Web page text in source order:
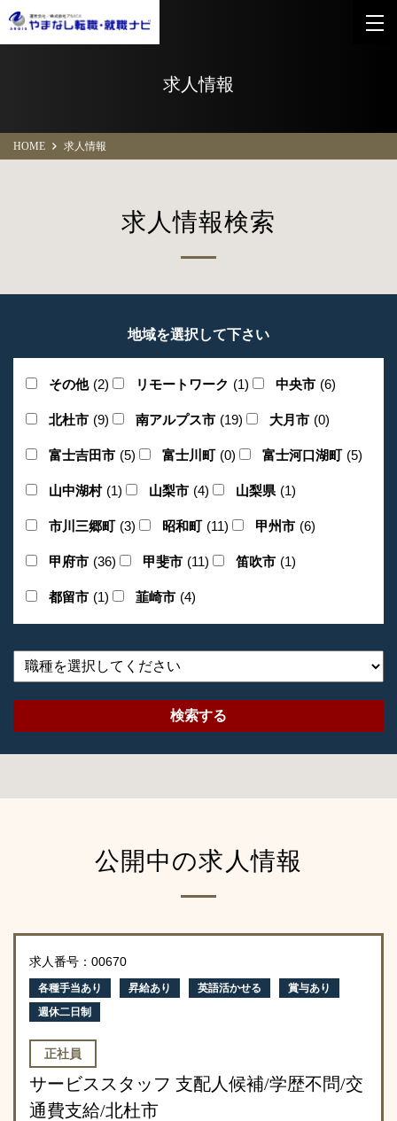
求人情報
HOME 求人情報
求人情報検索
地域を選択して下さい
その他 (2) リモートワーク (1) 中央市 (6)
北杜市 (9) 南アルプス市 (19) 大月市 (0)
富士吉田市 (5) 富士川町 (0) 富士河口湖町 (5)
山中湖村 (1) 山梨市 (4) 山梨県 (1)
市川三郷町 (3) 昭和町 (11) 甲州市 (6)
甲府市 (36) 甲斐市 (11) 笛吹市 (1)
都留市 (1) 韮崎市 (4)
公開中の求人情報
求人番号：00670
各種手当あり 昇給あり 英語活かせる
賞与あり
週休二日制
正社員
サービススタッフ 支配人候補/学歴不問/交
通費支給/北杜市